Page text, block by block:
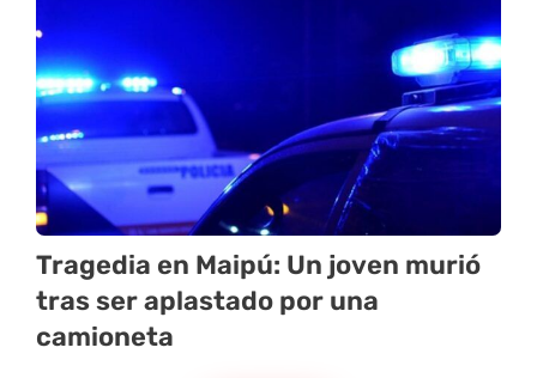
Tragedia en Maipú: Un joven murió
tras ser aplastado por una
camioneta